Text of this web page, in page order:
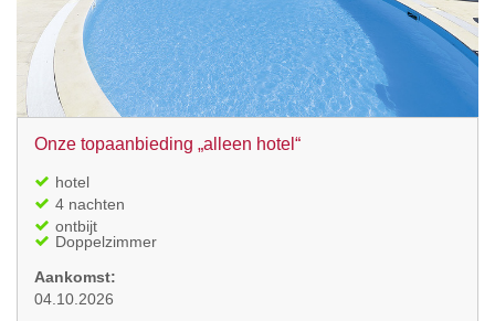
Onze topaanbieding „alleen hotel“
hotel
4 nachten
ontbijt
Doppelzimmer
Aankomst:
04.10.2026